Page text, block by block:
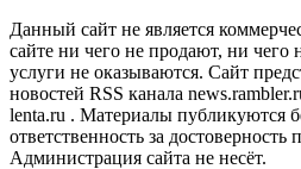
Данный сайт не является
сайте ни чего не продают, ни чего
услуги не оказываются. Сайт
новостей RSS канала
lenta.ru . Материалы публикуются
ответственность за
Администрация сайта не несёт.